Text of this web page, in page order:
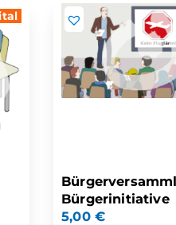
Bürgerinitiative
5,00 €